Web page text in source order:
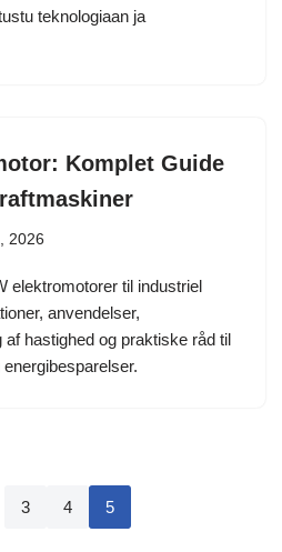
teknologiaan ja
Komplet Guide
2026
elektromotorer til industriel
anvendelser,
hastighed og praktiske råd til
3 4 5